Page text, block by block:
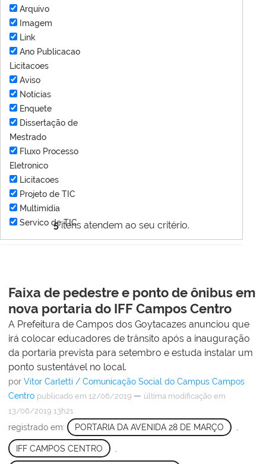
5itens atendem ao seu critério.
Arquivo
Imagem
Link
Ano Publicacao
Licitacoes
Aviso
Notícias
Enquete
Dissertação de
Mestrado
Fluxo Processo
Eletronico
Licitacoes
Projeto de TIC
Multimídia
Servico de TIC
Faixa de pedestre e ponto de ônibus em
nova portaria do IFF Campos Centro
A Prefeitura de Campos dos Goytacazes anunciou que
irá colocar educadores de trânsito após a inauguração
da portaria prevista para setembro e estuda instalar um
ponto sustentável no local.
por Vitor Carletti / Comunicação Social do Campus Campos
Centro publicado em 12/06/2019 — última modificação em
13/06/2019 13h21
registrado em: PORTARIA DA AVENIDA 28 DE MARÇO
IFF CAMPOS CENTRO